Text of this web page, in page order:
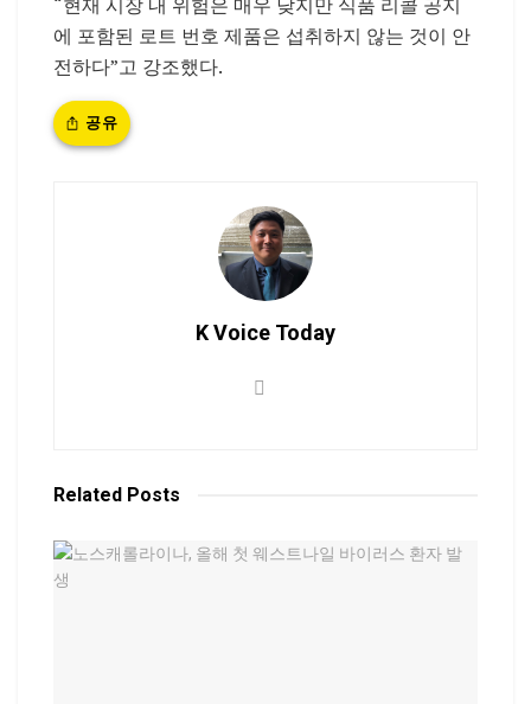
“현재 시장 내 위험은 매우 낮지만 식품 리콜 공지
에 포함된 로트 번호 제품은 섭취하지 않는 것이 안
전하다”고 강조했다.
공유
K Voice Today
Related Posts